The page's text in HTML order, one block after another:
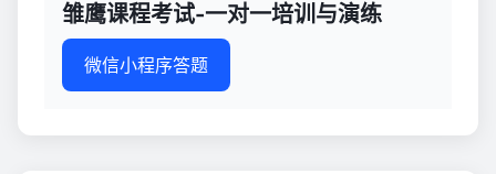
雏鹰课程考试-一对一培训与演练
微信小程序答题